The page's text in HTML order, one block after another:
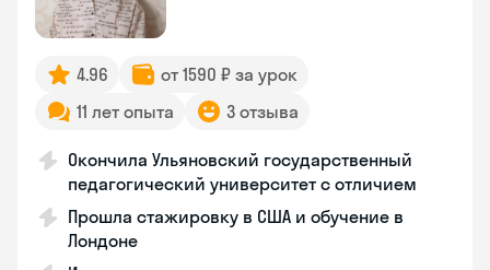
4.96
от 1590 ₽ за урок
11 лет опыта
3 отзыва
Окончила Ульяновский государственный
педагогический университет с отличием
Прошла стажировку в США и обучение в
Лондоне